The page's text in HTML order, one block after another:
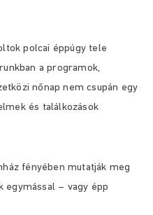
polcai éppúgy tele
a programok,
nőnap nem csupán egy
és találkozások
fényében mutatják meg
egymással – vagy épp